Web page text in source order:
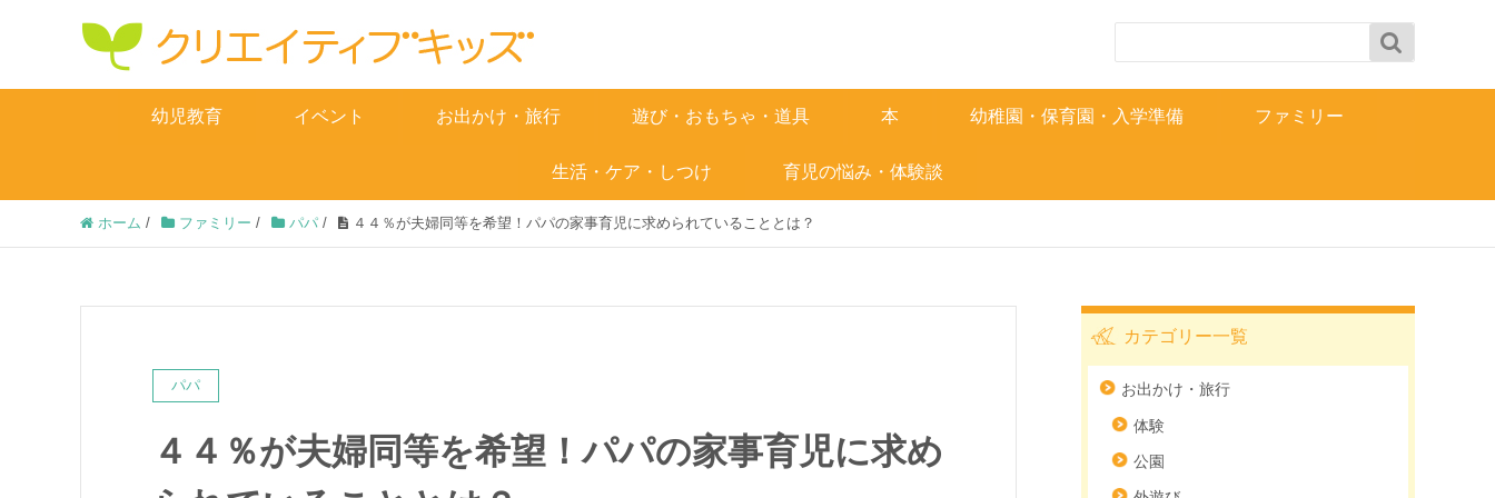

幼児教育 イベント お出かけ・旅行 遊び・おもちゃ・道具 本 幼稚園・保育園・入学準備 ファミリー
生活・ケア・しつけ 育児の悩み・体験談
ホーム / ファミリー / パパ / ４４％が夫婦同等を希望！パパの家事育児に求められていることとは？
パパ
４４％が夫婦同等を希望！パパの家事育児に求め
カテゴリー一覧
お出かけ・旅行
体験
公園